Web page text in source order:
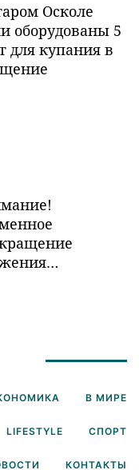
Осколе
оборудованы 5
для купания в
В МИРЕ
LIFESTYLE СПОРТ
КОНТАКТЫ